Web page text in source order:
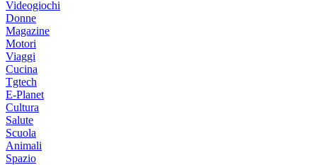
Videogiochi
Donne
Magazine
Motori
Viaggi
Cucina
Tgtech
E-Planet
Cultura
Salute
Scuola
Animali
Spazio